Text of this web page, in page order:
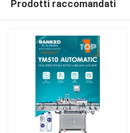
Prodotti raccomandati